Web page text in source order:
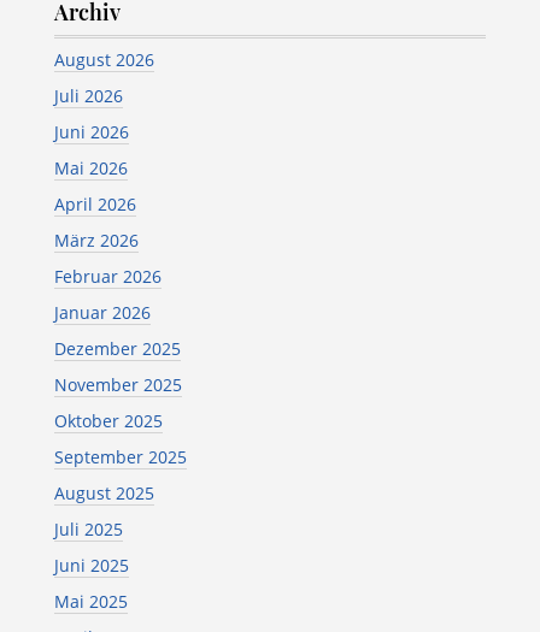
Archiv
August 2026
Juli 2026
Juni 2026
Mai 2026
April 2026
März 2026
Februar 2026
Januar 2026
Dezember 2025
November 2025
Oktober 2025
September 2025
August 2025
Juli 2025
Juni 2025
Mai 2025